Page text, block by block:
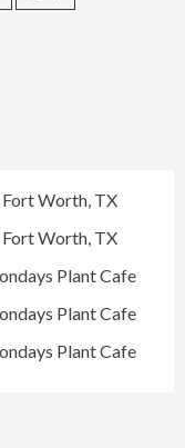
Worth, TX
Worth, TX
Plant Cafe
Plant Cafe
Plant Cafe